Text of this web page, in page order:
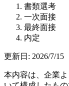
書類選考
一次面接
最終面接
内定
更新日: 2026/7/15
本内容は、企業